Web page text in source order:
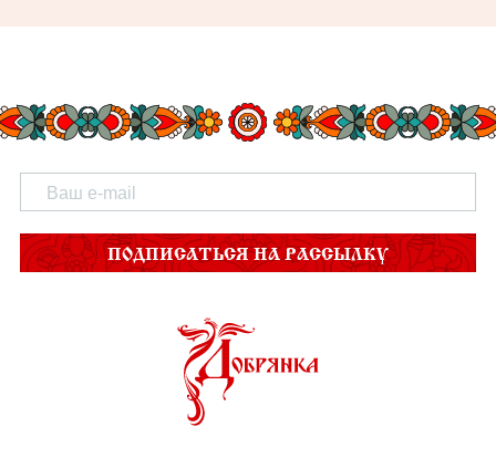
ПОДПИСАТЬСЯ НА РАССЫЛКУ